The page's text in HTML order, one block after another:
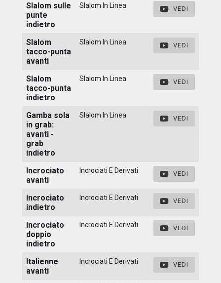
Slalom sulle
punte
indietro
Slalom In Linea VEDI
Slalom
tacco-punta
avanti
Slalom In Linea VEDI
Slalom
tacco-punta
indietro
Slalom In Linea VEDI
Gamba sola
in grab:
avanti -
grab
indietro
Slalom In Linea VEDI
Incrociato
avanti
Incrociati E Derivati VEDI
Incrociato
indietro
Incrociati E Derivati VEDI
Incrociato
doppio
indietro
Incrociati E Derivati VEDI
Italienne
avanti
Incrociati E Derivati VEDI